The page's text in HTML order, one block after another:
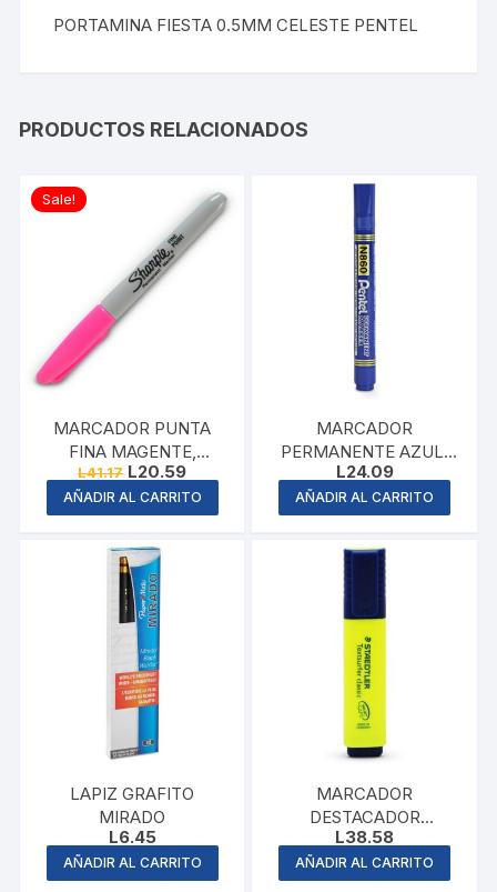
PORTAMINA FIESTA 0.5MM CELESTE PENTEL
PRODUCTOS RELACIONADOS
Sale!
MARCADOR PUNTA
FINA MAGENTE,
SHARPIE
L41.17 Original
price
was:
L41.17.
L20.59Current
price
is:
L20.59.
AÑADIR AL CARRITO
MARCADOR
PERMANENTE AZUL,
PENTEL
L24.09
AÑADIR AL CARRITO
LAPIZ GRAFITO
MIRADO
L6.45
AÑADIR AL CARRITO
MARCADOR
DESTACADOR
AMARILLO
L38.58
AÑADIR AL CARRITO